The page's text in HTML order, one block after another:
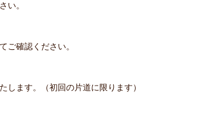
い。
ご確認ください。
します。（初回の片道に限ります）